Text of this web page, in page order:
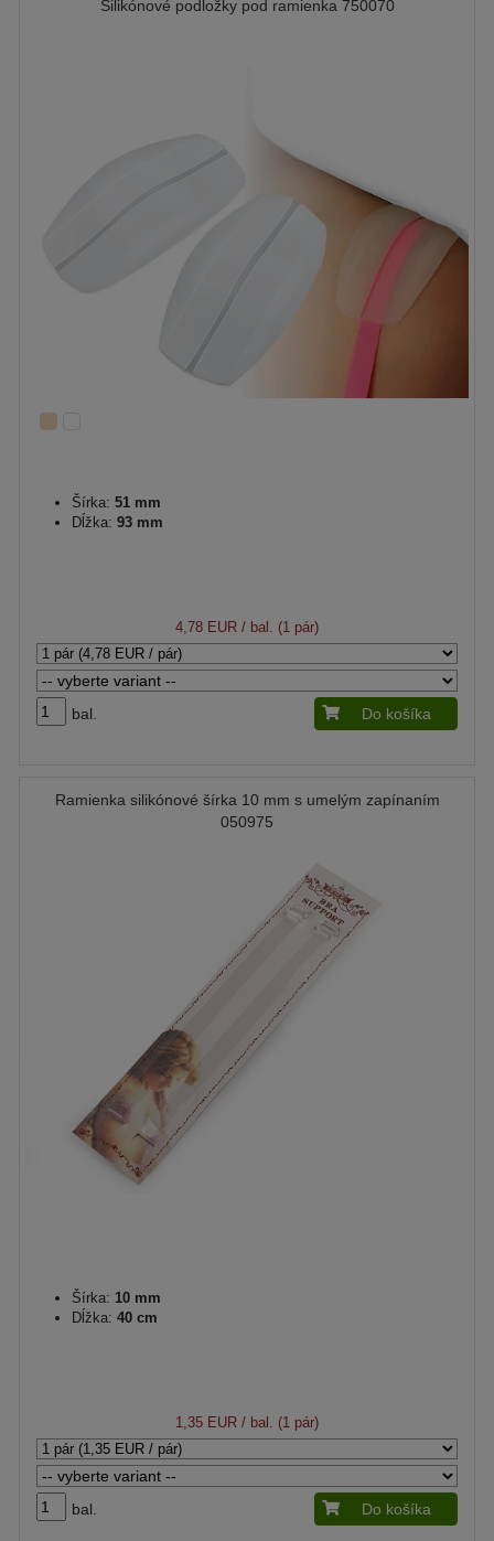
Silikónové podložky pod ramienka 750070
Šírka: 51 mm
Dĺžka: 93 mm
4,78 EUR / bal. (1 pár)
bal. Do košíka
Ramienka silikónové šírka 10 mm s umelým zapínaním
050975
Šírka: 10 mm
Dĺžka: 40 cm
1,35 EUR / bal. (1 pár)
bal. Do košíka